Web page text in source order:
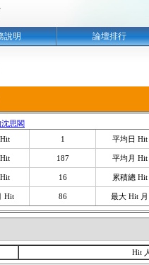
說明 論壇排行
思閣
1 平均日 Hit
187 平均月 Hit
16 累積總 Hit
Hit 86 最大 Hit 月
Hit